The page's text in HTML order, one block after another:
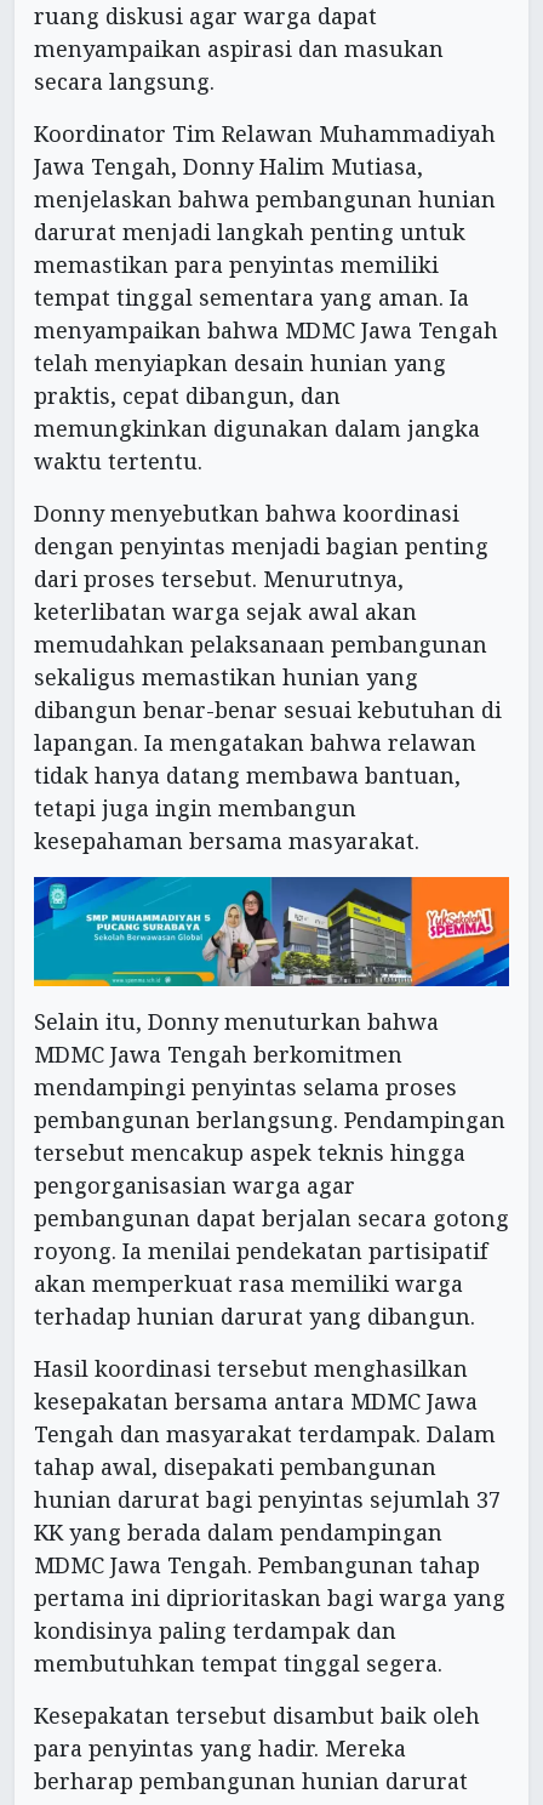
ruang diskusi agar warga dapat
menyampaikan aspirasi dan masukan
secara langsung.
Koordinator Tim Relawan Muhammadiyah
Jawa Tengah, Donny Halim Mutiasa,
menjelaskan bahwa pembangunan hunian
darurat menjadi langkah penting untuk
memastikan para penyintas memiliki
tempat tinggal sementara yang aman. Ia
menyampaikan bahwa MDMC Jawa Tengah
telah menyiapkan desain hunian yang
praktis, cepat dibangun, dan
memungkinkan digunakan dalam jangka
waktu tertentu.
Donny menyebutkan bahwa koordinasi
dengan penyintas menjadi bagian penting
dari proses tersebut. Menurutnya,
keterlibatan warga sejak awal akan
memudahkan pelaksanaan pembangunan
sekaligus memastikan hunian yang
dibangun benar-benar sesuai kebutuhan di
lapangan. Ia mengatakan bahwa relawan
tidak hanya datang membawa bantuan,
tetapi juga ingin membangun
kesepahaman bersama masyarakat.
Selain itu, Donny menuturkan bahwa
MDMC Jawa Tengah berkomitmen
mendampingi penyintas selama proses
pembangunan berlangsung. Pendampingan
tersebut mencakup aspek teknis hingga
pengorganisasian warga agar
pembangunan dapat berjalan secara gotong
royong. Ia menilai pendekatan partisipatif
akan memperkuat rasa memiliki warga
terhadap hunian darurat yang dibangun.
Hasil koordinasi tersebut menghasilkan
kesepakatan bersama antara MDMC Jawa
Tengah dan masyarakat terdampak. Dalam
tahap awal, disepakati pembangunan
hunian darurat bagi penyintas sejumlah 37
KK yang berada dalam pendampingan
MDMC Jawa Tengah. Pembangunan tahap
pertama ini diprioritaskan bagi warga yang
kondisinya paling terdampak dan
membutuhkan tempat tinggal segera.
Kesepakatan tersebut disambut baik oleh
para penyintas yang hadir. Mereka
berharap pembangunan hunian darurat